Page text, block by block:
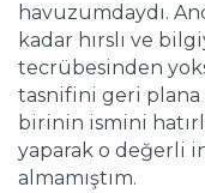
havuzumdaydı.
kadar hırslı ve
tecrübesinden
tasnifini geri plana
birinin ismini
yaparak o değerli
almamıştım.